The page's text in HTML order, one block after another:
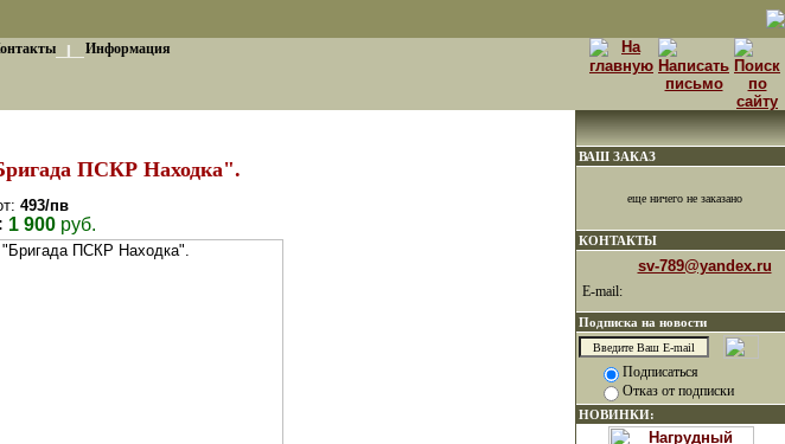
Информация
ПСКР Находка".
493/пв
1 900руб.
ВАШ ЗАКАЗ
еще ничего не заказано
КОНТАКТЫ
sv-789@yandex.ru
E-mail:
Подписка на новости
Подписаться
Отказ от подписки
НОВИНКИ: